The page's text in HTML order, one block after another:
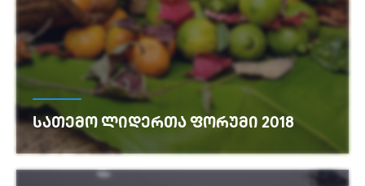
ᲡᲐᲗᲔᲛᲝ ᲚᲘᲓᲔᲠᲗᲐ ᲤᲝᲠᲣᲛᲘ 2018
იხილეთ მეტი